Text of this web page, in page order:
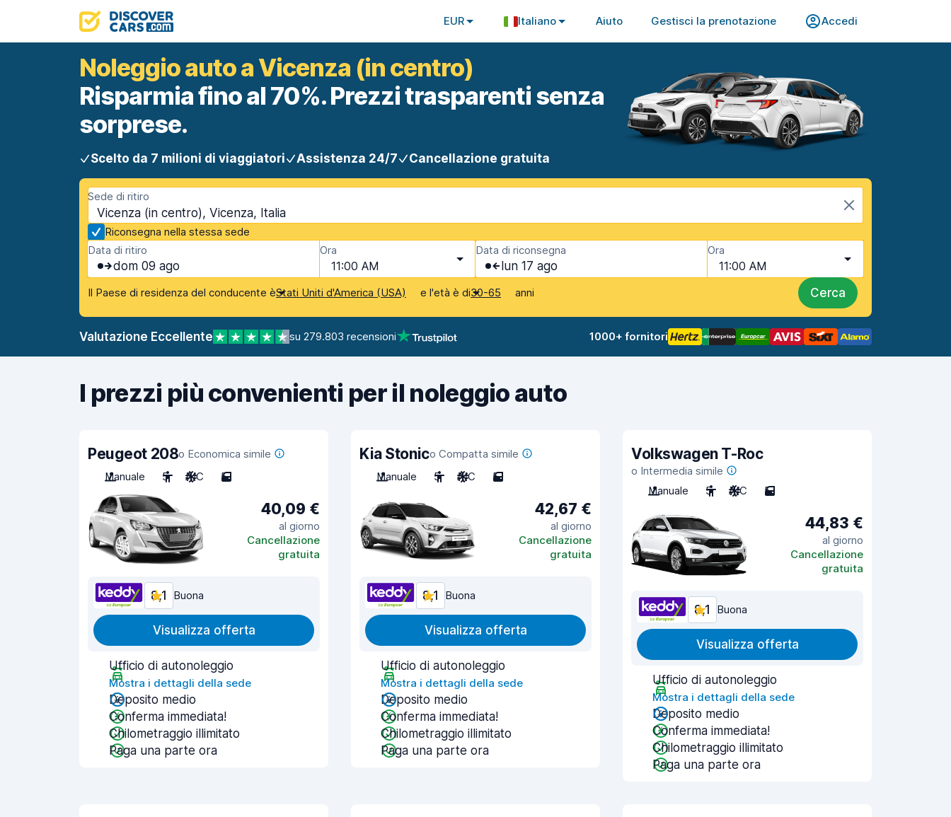
EUR Italiano Aiuto Gestisci la prenotazione Accedi
Noleggio auto a Vicenza (in centro)
Risparmia fino al 70%. Prezzi trasparenti senza
sorprese.
Scelto da 7 milioni di viaggiatori Assistenza 24/7 Cancellazione gratuita
Sede di ritiro
Vicenza (in centro), Vicenza, Italia
Riconsegna nella stessa sede
Data di ritiro
dom 09 ago
Ora
11:00 AM
Data di riconsegna
lun 17 ago
Ora
11:00 AM
Il Paese di residenza del conducente èStati Uniti d'America (USA) e l'età è di30-65 anni Cerca
Valutazione Eccellente su 279.803 recensioni 1000+ fornitori
I prezzi più convenienti per il noleggio auto
Peugeot 208o Economica simile
Manuale
5 A/C 5
40,09 €
al giorno
Cancellazione
gratuita
8,1 Buona
Visualizza offerta
Ufficio di autonoleggio
Mostra i dettagli della sede
Deposito medio
Conferma immediata!
Chilometraggio illimitato
Paga una parte ora
Kia Stonico Compatta simile
Manuale
5 A/C 5
42,67 €
al giorno
Cancellazione
gratuita
8,1 Buona
Visualizza offerta
Ufficio di autonoleggio
Mostra i dettagli della sede
Deposito medio
Conferma immediata!
Chilometraggio illimitato
Paga una parte ora
Volkswagen T-Roc
o Intermedia simile
Manuale
5 A/C 5
44,83 €
al giorno
Cancellazione
gratuita
8,1 Buona
Visualizza offerta
Ufficio di autonoleggio
Mostra i dettagli della sede
Deposito medio
Conferma immediata!
Chilometraggio illimitato
Paga una parte ora